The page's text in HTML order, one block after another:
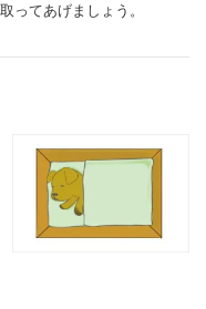
ってあげましょう。